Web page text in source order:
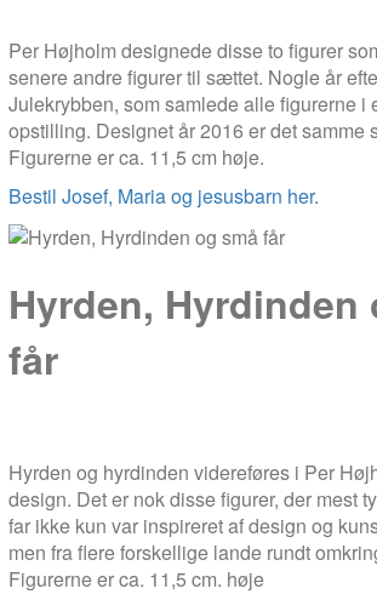
Per Højholm designede disse to figurer
senere andre figurer til sættet. Nogle år
Julekrybben, som samlede alle figurerne
opstilling. Designet år 2016 er det samme
Figurerne er ca. 11,5 cm høje.
Bestil Josef, Maria og jesusbarn her.
Hyrden, Hyrdinden
får
Hyrden og hyrdinden videreføres i Per
design. Det er nok disse figurer, der mest
far ikke kun var inspireret af design og
men fra flere forskellige lande rundt
Figurerne er ca. 11,5 cm. høje